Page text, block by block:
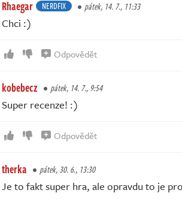
Rhaegar NERDFIX pátek, 14. 7., 11:33
Chci :)
Odpovědět
kobebecz pátek, 14. 7., 9:54
Super recenze! :)
Odpovědět
therka pátek, 30. 6., 13:30
Je to fakt super hra, ale opravdu to je